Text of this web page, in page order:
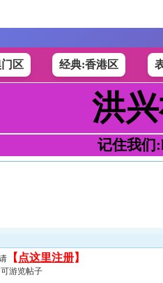
区 经典:香港区
洪
记住我们
【 点这里注册】
游览帖子